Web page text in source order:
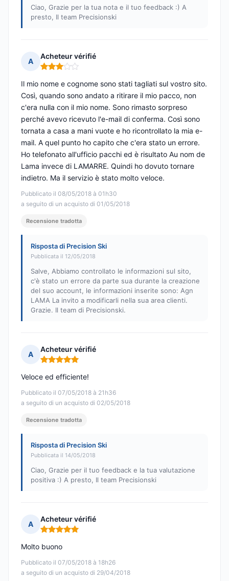
Ciao, Grazie per la tua nota e il tuo feedback :) A
presto, Il team Precisionski
A
Acheteur vérifié
Nota: 3 su 5
Pubblicato il 08/05/2018 à 01h30
a seguito di un acquisto di 01/05/2018
Il mio nome e cognome sono stati tagliati sul vostro sito.
Così, quando sono andato a ritirare il mio pacco, non
c'era nulla con il mio nome. Sono rimasto sorpreso
perché avevo ricevuto l'e-mail di conferma. Così sono
tornata a casa a mani vuote e ho ricontrollato la mia e-
mail. A quel punto ho capito che c'era stato un errore.
Ho telefonato all'ufficio pacchi ed è risultato Au nom de
Lama invece di LAMARRE. Quindi ho dovuto tornare
indietro. Ma il servizio è stato molto veloce.
Recensione tradotta
Risposta di Precision Ski
Pubblicata il 12/05/2018
Salve, Abbiamo controllato le informazioni sul sito,
c'è stato un errore da parte sua durante la creazione
del suo account, le informazioni inserite sono: Agn
LAMA La invito a modificarli nella sua area clienti.
Grazie. Il team di Precisionski.
A
Acheteur vérifié
Nota: 5 su 5
Pubblicato il 07/05/2018 à 21h36
a seguito di un acquisto di 02/05/2018
Veloce ed efficiente!
Recensione tradotta
Risposta di Precision Ski
Pubblicata il 14/05/2018
Ciao, Grazie per il tuo feedback e la tua valutazione
positiva :) A presto, Il team Precisionski
A
Acheteur vérifié
Nota: 5 su 5
Pubblicato il 07/05/2018 à 18h26
a seguito di un acquisto di 29/04/2018
Molto buono